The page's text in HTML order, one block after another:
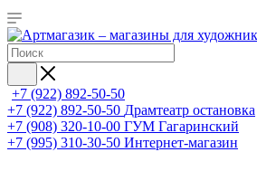
+7 (922) 892-50-50
+7 (922) 892-50-50 Драмтеатр остановка
+7 (908) 320-10-00 ГУМ Гагаринский
+7 (995) 310-30-50 Интернет-магазин